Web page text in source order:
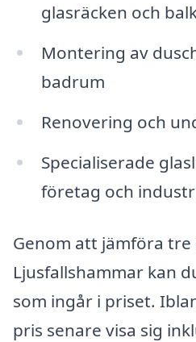
glasräcken och
Montering av
badrum
Renovering och
Specialiserade
företag och
Genom att jämföra tre
Ljusfallshammar kan
som ingår i priset.
pris senare visa sig